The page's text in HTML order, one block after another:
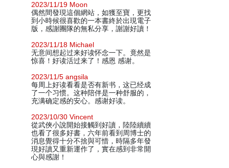
2023/11/19 Moon
偶然間發現這個網站，如獲至寶，更找
到小時候很喜歡的一本書終於出現電子
版，感謝團隊的無私分享，謝謝好讀！
2023/11/18 Michael
无意间想起过来好读怀念一下。竟然是
惊喜！好读活过来了！感恩 感谢。
2023/11/5 angsila
每周上好读看看是否有新书，这已经成
了一个习惯。这种陪伴是一种舒服的，
充满确定感的安心。感谢好读。
2023/10/30 Vincent
從武俠小說開始接觸到好讀，陸陸續續
也看了很多好書，六年前看到周博士的
消息覺得十分不捨與可惜，時隔多年發
現好讀又重新運作了，實在感到非常開
心與感謝！